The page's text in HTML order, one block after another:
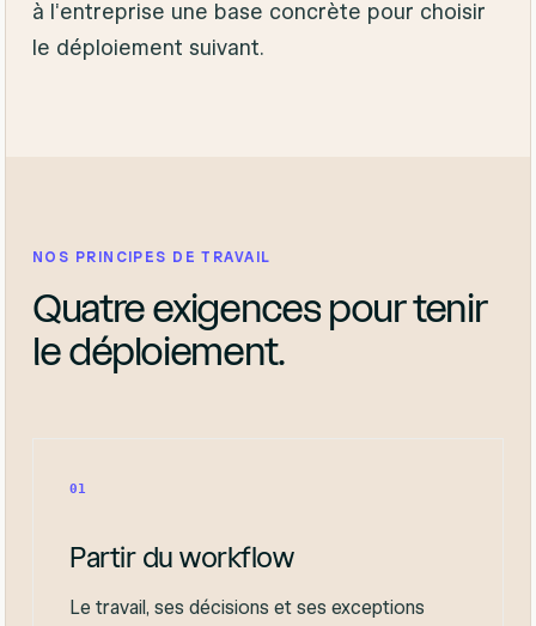
à l'entreprise une base concrète pour choisir
le déploiement suivant.
NOS PRINCIPES DE TRAVAIL
Quatre exigences pour tenir
le déploiement.
01
Partir du workflow
Le travail, ses décisions et ses exceptions